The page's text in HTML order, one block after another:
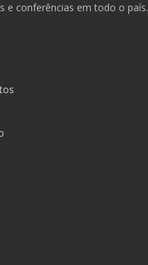
e conferências em todo o país.